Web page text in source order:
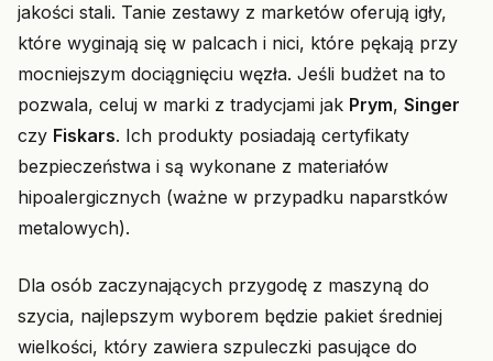
jakości stali. Tanie zestawy z marketów oferują igły,
które wyginają się w palcach i nici, które pękają przy
mocniejszym dociągnięciu węzła. Jeśli budżet na to
pozwala, celuj w marki z tradycjami jak Prym, Singer
czy Fiskars. Ich produkty posiadają certyfikaty
bezpieczeństwa i są wykonane z materiałów
hipoalergicznych (ważne w przypadku naparstków
metalowych).
Dla osób zaczynających przygodę z maszyną do
szycia, najlepszym wyborem będzie pakiet średniej
wielkości, który zawiera szpuleczki pasujące do